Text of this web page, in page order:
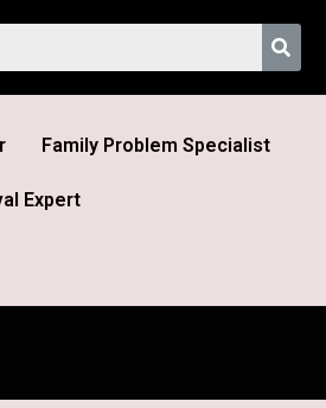
Family Problem Specialist
Expert